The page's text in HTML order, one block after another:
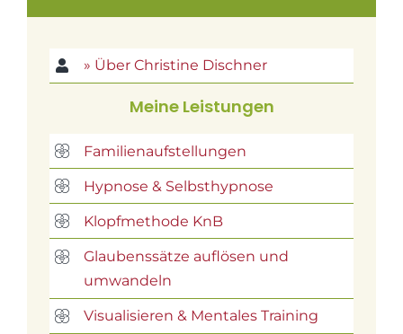
» Über Christine Dischner
Meine Leistungen
Familienaufstellungen
Hypnose & Selbsthypnose
Klopfmethode KnB
Glaubenssätze auflösen und
umwandeln
Visualisieren & Mentales Training